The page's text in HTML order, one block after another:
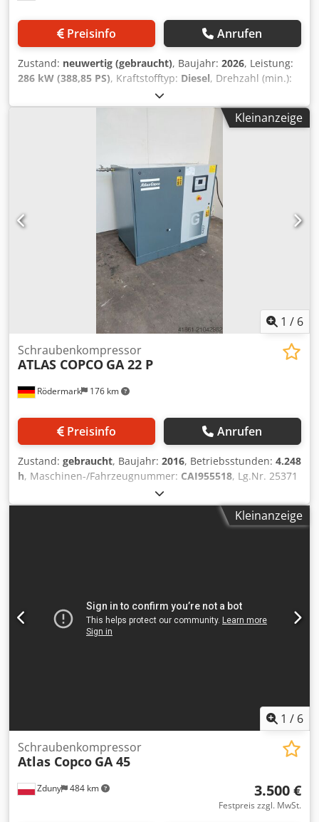
Preisinfo Anrufen
Zustand: neuwertig (gebraucht), Baujahr: 2026, Leistung:
286 kW (388,85 PS), Kraftstofftyp: Diesel, Drehzahl (min.):
, Technische Daten Deutz Motor Typ
BF6M1015C Allgemeine Angaben Zylinderanzahl: 6
Bohrung/Hub: 132 mm / 145 mm Hubraum: 11,91 Liter
1/min Mittlere Kolbengeschwindigkeit: 10,15 m/s
Dcodpfeyzaayjx Actsk Leistungsdaten für
Baumaschinenmotoren Gruppe I: Leistung: 300 kW
Drehzahl: 1900 1/min Mittlerer effektiver Druck: 14,4 bar
Gruppe III: Leistung: 273 kW Drehzahl: 1900 1/min
Mittlerer effektiver Druck: 13,1 bar Weitere Parameter Max.
Drehmoment: 1980 Nm Bei Drehzahl: 1200 1/min
Mindestleerlaufdrehzahl: 550 1/min Gewicht (nach DIN
70020, Teil 7A): 850 kg Diese zusammengefassten
technischen Daten bieten einen umfassenden Überblick
über die Spezifikationen und Leistungswerte des
BF6M1015C-Motors.
Kleinanzeige
1 / 6
Rödermark 176 km
Schraubenkompressor
ATLAS COPCO GA 22 P
Preisinfo Anrufen
Zustand: gebraucht, Baujahr: 2016, Betriebsstunden: 4.248
h, Maschinen-/Fahrzeugnummer: CAI955518, Lg.Nr. 25371
Dedeycg Hhepfx Actjck Technische Daten: -
Betriebsstunden 4248 h - Lastbetriebsstunden 1978 h -
Betriebsdruck 10 bar - Liefermenge 3,34 m³/min - Antrieb
Kleinanzeige
1 / 6
Zduny 484 km
Schraubenkompressor
Atlas Copco GA 45
3.500 €
Festpreis zzgl. MwSt.